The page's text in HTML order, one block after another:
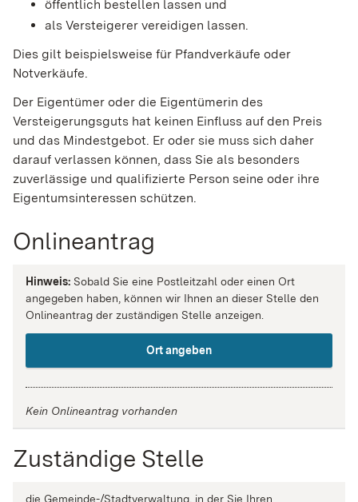
öffentlich bestellen lassen und
als Versteigerer vereidigen lassen.
Dies gilt beispielsweise für Pfandverkäufe oder
Notverkäufe.
Der Eigentümer oder die Eigentümerin des
Versteigerungsguts hat keinen Einfluss auf den Preis
und das Mindestgebot. Er oder sie muss sich daher
darauf verlassen können, dass Sie als besonders
zuverlässige und qualifizierte Person seine oder ihre
Eigentumsinteressen schützen.
Onlineantrag
Hinweis: Sobald Sie eine Postleitzahl oder einen Ort
angegeben haben, können wir Ihnen an dieser Stelle den
Onlineantrag der zuständigen Stelle anzeigen.
Ort angeben
Kein Onlineantrag vorhanden
Zuständige Stelle
die Gemeinde-/Stadtverwaltung, in der Sie Ihren